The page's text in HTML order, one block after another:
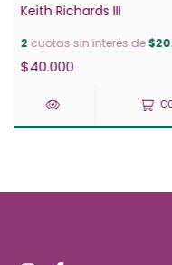
Keith Richards III
2 cuotas sin interés de
$40.000